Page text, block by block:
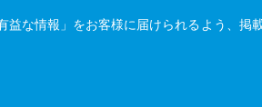
な情報」をお客様に届けられるよう、掲載